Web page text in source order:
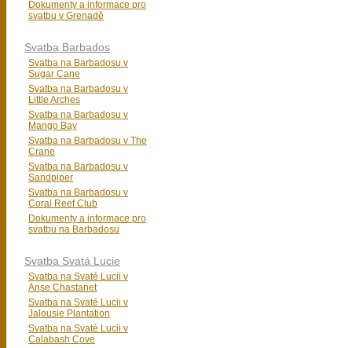
Dokumenty a informace pro
svatbu v Grenadě
Svatba Barbados
Svatba na Barbadosu v
Sugar Cane
Svatba na Barbadosu v
Little Arches
Svatba na Barbadosu v
Mango Bay
Svatba na Barbadosu v The
Crane
Svatba na Barbadosu v
Sandpiper
Svatba na Barbadosu v
Coral Reef Club
Dokumenty a informace pro
svatbu na Barbadosu
Svatba Svatá Lucie
Svatba na Svaté Lucii v
Anse Chastanet
Svatba na Svaté Lucii v
Jalousie Plantation
Svatba na Svaté Lucii v
Calabash Cove